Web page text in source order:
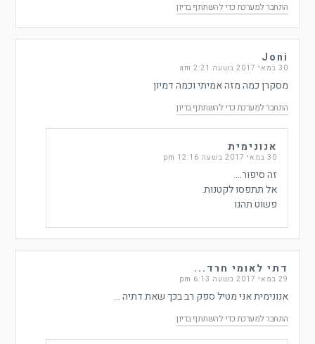
התחבר למערכת כדי להשתתף בדיון
Joni
30 במאי 2017 בשעה 2:21 am
מסקרן כמה מזה אמיתי וכמה דמיון
התחבר למערכת כדי להשתתף בדיון
אנונימית
30 במאי 2017 בשעה 12:16 pm
זה סיפור….
אל תתפסו לקטנות.
פשוט תהנו
דתי לאומי חרד...
29 במאי 2017 בשעה 6:13 pm
אנונימית אני מטיל ספק רב בכך שאת דתיה …
התחבר למערכת כדי להשתתף בדיון